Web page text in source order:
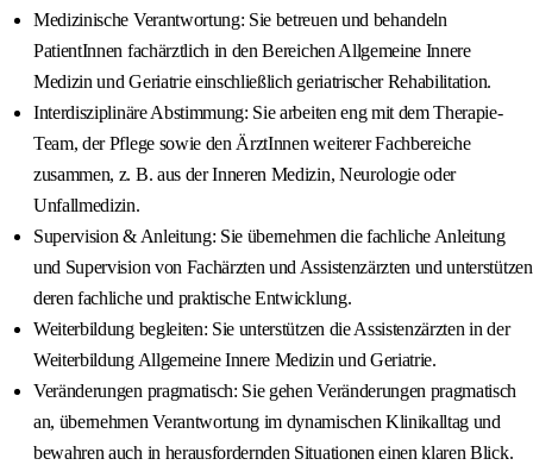
Medizinische Verantwortung: Sie betreuen und behandeln
PatientInnen fachärztlich in den Bereichen Allgemeine Innere
Medizin und Geriatrie einschließlich geriatrischer Rehabilitation.
Interdisziplinäre Abstimmung: Sie arbeiten eng mit dem Therapie-
Team, der Pflege sowie den ÄrztInnen weiterer Fachbereiche
zusammen, z. B. aus der Inneren Medizin, Neurologie oder
Unfallmedizin.
Supervision & Anleitung: Sie übernehmen die fachliche Anleitung
und Supervision von Fachärzten und Assistenzärzten und unterstützen
deren fachliche und praktische Entwicklung.
Weiterbildung begleiten: Sie unterstützen die Assistenzärzten in der
Weiterbildung Allgemeine Innere Medizin und Geriatrie.
Veränderungen pragmatisch: Sie gehen Veränderungen pragmatisch
an, übernehmen Verantwortung im dynamischen Klinikalltag und
bewahren auch in herausfordernden Situationen einen klaren Blick.